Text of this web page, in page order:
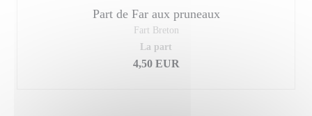
Part de Far aux pruneaux
Fart Breton
4,50 EUR
La part